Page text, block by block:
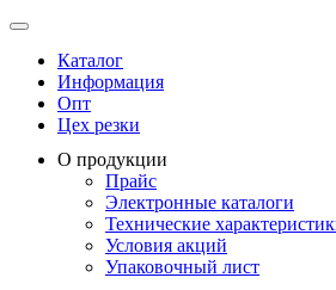
Каталог
Информация
Опт
Цех резки
О продукции
Прайс
Электронные каталоги
Технические
Условия акций
Упаковочный лист